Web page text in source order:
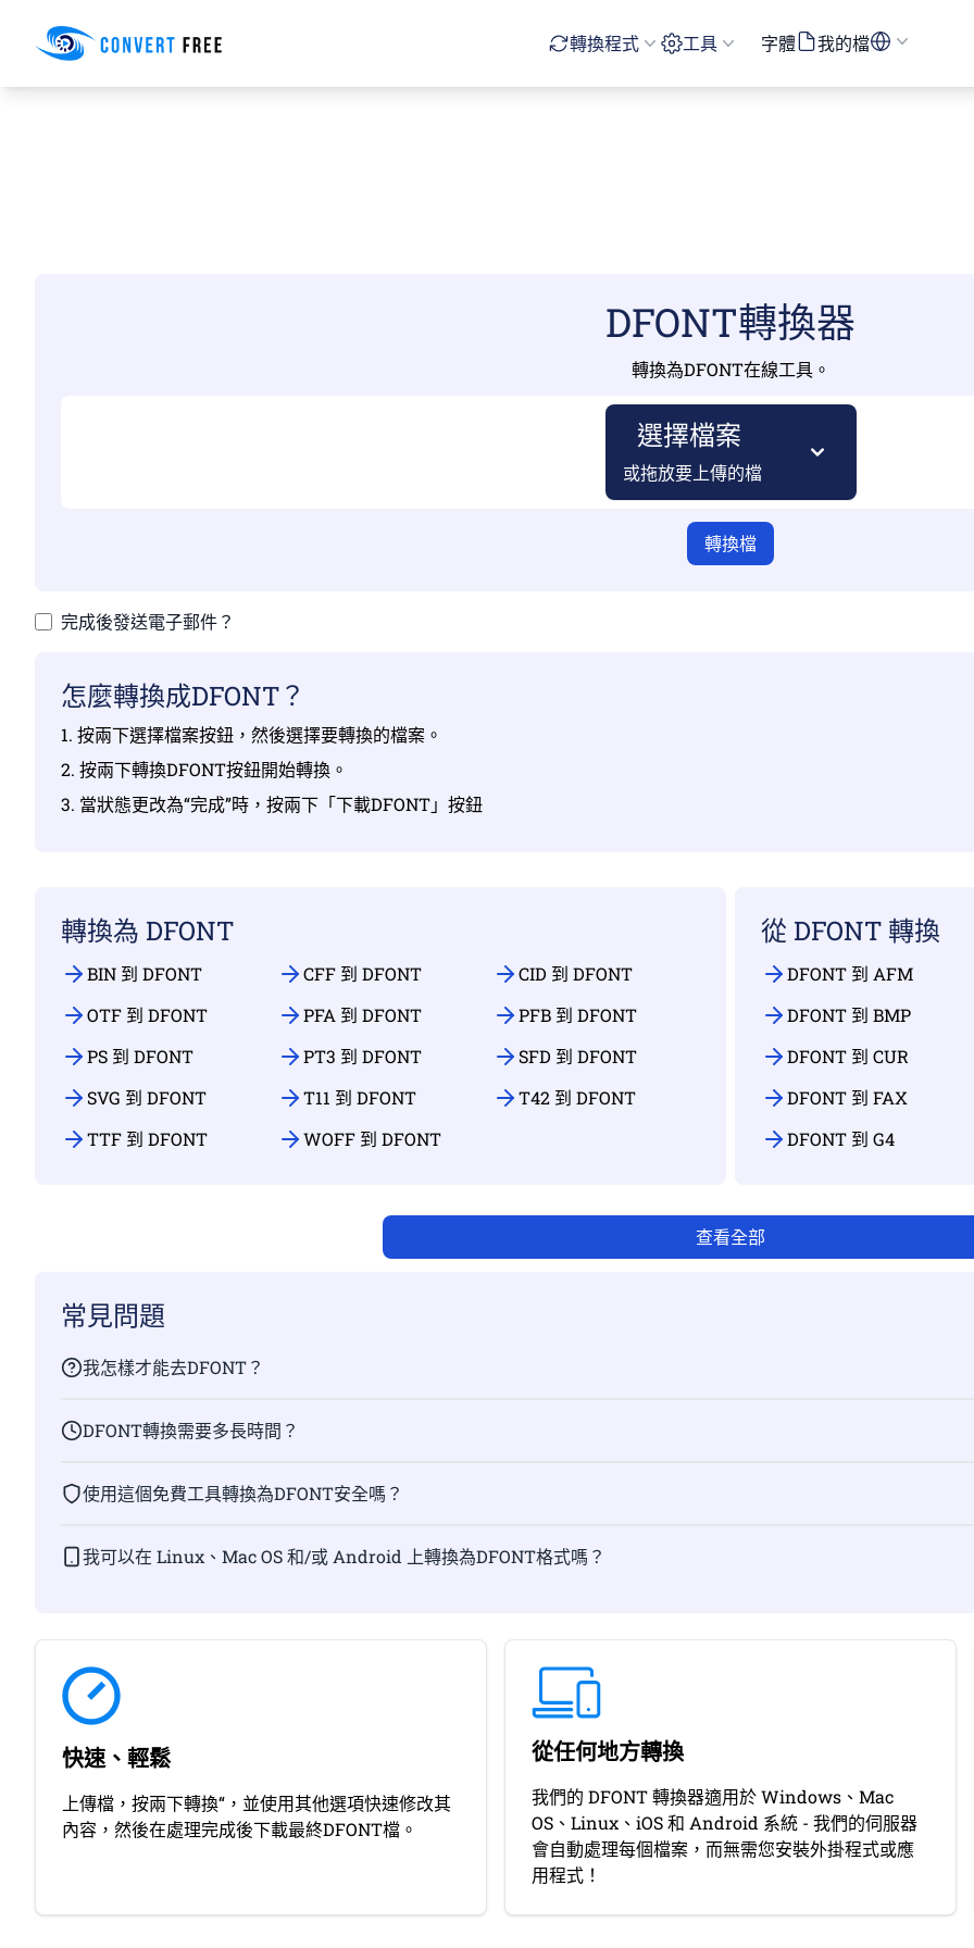
Convert Free 轉換程式 工具 字體 我的檔
DFONT轉換器
轉換為DFONT在線工具。
選擇檔案
或拖放要上傳的檔
轉換檔
完成後發送電子郵件？
怎麼轉換成DFONT？
1. 按兩下選擇檔案按鈕，然後選擇要轉換的檔案。
2. 按兩下轉換DFONT按鈕開始轉換。
3. 當狀態更改為“完成”時，按兩下「下載DFONT」按鈕
轉換為 DFONT
BIN 到 DFONT CFF 到 DFONT
CID 到 DFONT
OTF 到 DFONT
PFA 到 DFONT
PFB 到 DFONT
PS 到 DFONT
PT3 到 DFONT
SFD 到 DFONT
SVG 到 DFONT
T11 到 DFONT
T42 到 DFONT
TTF 到 DFONT
WOFF 到 DFONT
從 DFONT 轉換
DFONT 到 AFM
DFONT 到 BMP
DFONT 到 CUR
DFONT 到 FAX
DFONT 到 G4
查看全部
常見問題
我怎樣才能去DFONT？
DFONT轉換需要多長時間？
使用這個免費工具轉換為DFONT安全嗎？
我可以在 Linux、Mac OS 和/或 Android 上轉換為DFONT格式嗎？
快速、輕鬆
上傳檔，按兩下轉換“，並使用其他選項快速修改其
內容，然後在處理完成後下載最終DFONT檔。
從任何地方轉換
我們的 DFONT 轉換器適用於 Windows、Mac
OS、Linux、iOS 和 Android 系統 - 我們的伺服器
會自動處理每個檔案，而無需您安裝外掛程式或應
用程式！